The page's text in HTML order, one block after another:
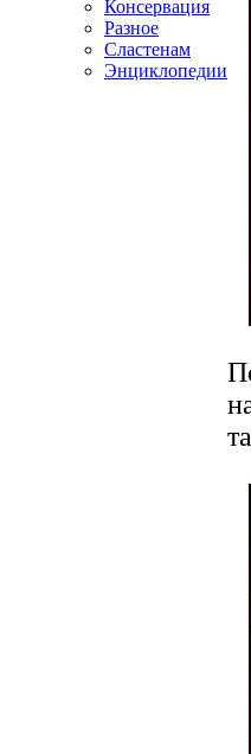
Консервация
Разное
Сластенам
Энциклопедии